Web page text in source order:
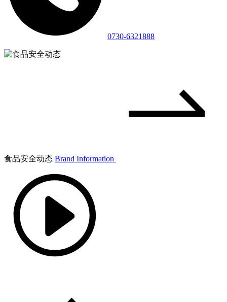
0730-6321888
食品安全动态 Brand Information